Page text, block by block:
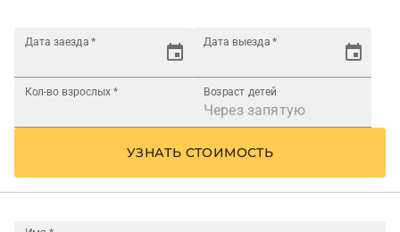
Дата заезда * Дата выезда *
Кол-во взрослых * Возраст детей
УЗНАТЬ СТОИМОСТЬ